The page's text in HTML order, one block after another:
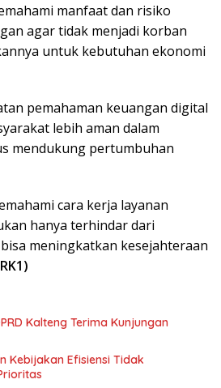
manfaat dan risiko
agar tidak menjadi korban
untuk kebutuhan ekonomi
pemahaman keuangan digital
lebih aman dalam
mendukung pertumbuhan
cara kerja layanan
hanya terhindar dari
meningkatkan kesejahteraan
Kalteng Terima Kunjungan
Kebijakan Efisiensi Tidak